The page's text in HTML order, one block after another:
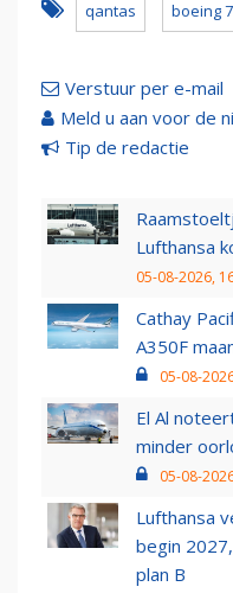
qantas boeing
Verstuur per e-mail
Meld u aan voor de
Tip de redactie
Lufthansa
05-08-2026,
Cathay
A350F
05-08-
El Al
minder
05-08-
Lufthansa
begin
plan B